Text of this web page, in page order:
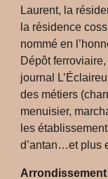
Laurent, la
la résidence
nommé en
Dépôt
journal
des métiers
menuisier,
les
d’antan…et plus